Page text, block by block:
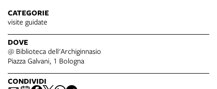
CATEGORIE
visite guidate
DOVE
@ Biblioteca dell'Archiginnasio
Piazza Galvani, 1 Bologna
CONDIVIDI